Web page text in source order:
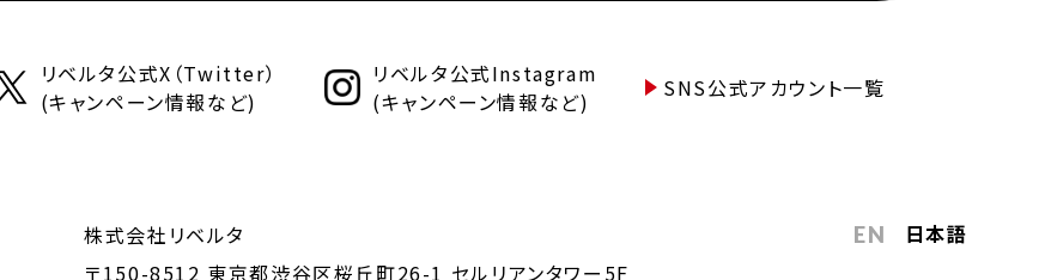
リベルタ公式X（Twitter）
(キャンペーン情報など)
リベルタ公式Instagram
(キャンペーン情報など)
SNS公式アカウント一覧
EN 日本語
株式会社リベルタ
〒150-8512 東京都渋谷区桜丘町26-1 セルリアンタワー5F